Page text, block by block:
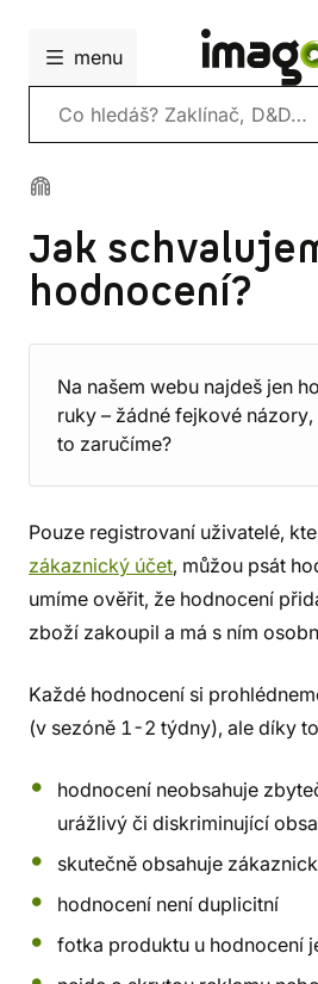
menu
Vyhledávání
Jak
hodnocení?
Na našem webu najdeš jen
ruky – žádné fejkové
to zaručíme?
Pouze registrovaní uživatelé,
zákaznický účet, můžou psát
umíme ověřit, že hodnocení
zboží zakoupil a má s ním
Každé hodnocení si
(v sezóně 1-2 týdny), ale díky
hodnocení neobsahuje
urážlivý či diskriminující
skutečně obsahuje
hodnocení není duplicitní
fotka produktu u hodnocení